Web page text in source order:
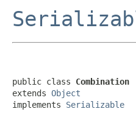
public class Combination
extends Object
implements Serializable